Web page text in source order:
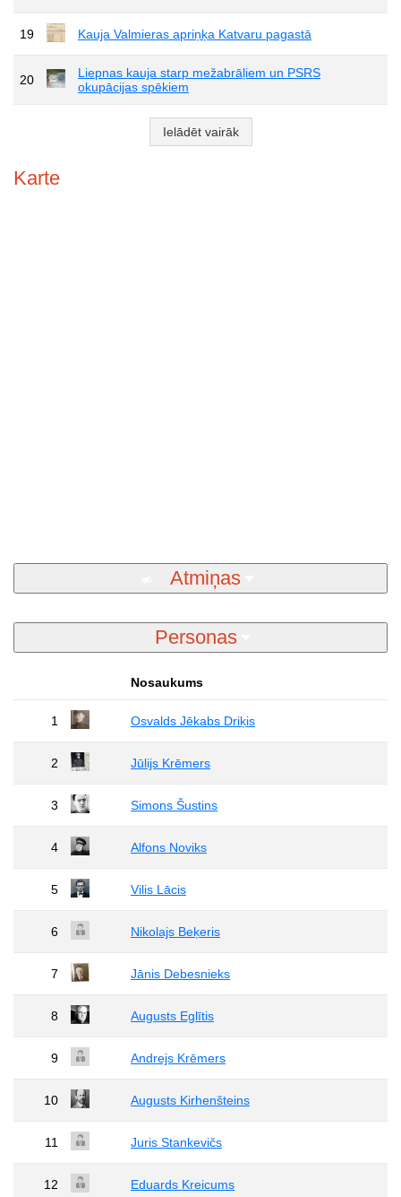
19 Kauja Valmieras apriņķa Katvaru pagastā
20
Liepnas kauja starp mežabrāļiem un PSRS
okupācijas spēkiem
Ielādēt vairāk
Karte
Atmiņas
Personas
Nosaukums
1 Osvalds Jēkabs Driķis
2 Jūlijs Krēmers
3 Simons Šustins
4 Alfons Noviks
5 Vilis Lācis
6 Nikolajs Beķeris
7 Jānis Debesnieks
8 Augusts Eglītis
9 Andrejs Krēmers
10 Augusts Kirhenšteins
11 Juris Stankevičs
12 Eduards Kreicums